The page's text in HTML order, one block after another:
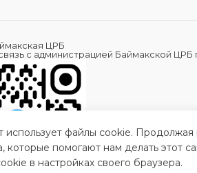
ЦРБ
с администрацией Баймакской
использует файлы cookie.
которые помогают нам делать этот
в настройках своего браузера.